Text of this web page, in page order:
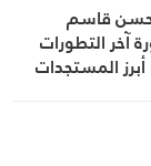
حسن قاسم
آخر التطورات
المستجدات
والميدانية،
الداخلي